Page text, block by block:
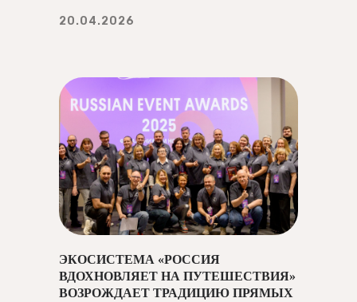
20.04.2026
ЭКОСИСТЕМА «РОССИЯ
ВДОХНОВЛЯЕТ НА ПУТЕШЕСТВИЯ»
ВОЗРОЖДАЕТ ТРАДИЦИЮ ПРЯМЫХ